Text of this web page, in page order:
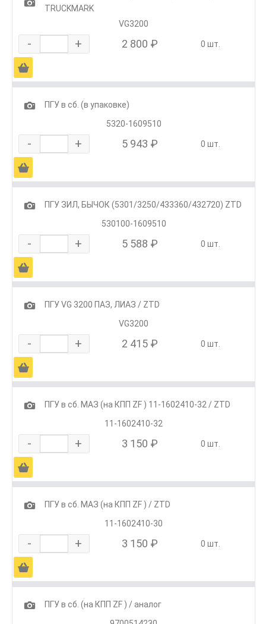
TRUCKMARK
VG3200
- + 2 800 ₽ 0 шт.
Ä
1
ПГУ в сб. (в упаковке)
5320-1609510
- + 5 943 ₽ 0 шт.
Ä
1
ПГУ ЗИЛ, БЫЧОК (5301/3250/433360/432720) ZTD
530100-1609510
- + 5 588 ₽ 0 шт.
Ä
1
ПГУ VG 3200 ПАЗ, ЛИАЗ / ZTD
VG3200
- + 2 415 ₽ 0 шт.
Ä
1
ПГУ в сб. МАЗ (на КПП ZF ) 11-1602410-32 / ZTD
11-1602410-32
- + 3 150 ₽ 0 шт.
Ä
1
ПГУ в сб. МАЗ (на КПП ZF ) / ZTD
11-1602410-30
- + 3 150 ₽ 0 шт.
Ä
1
ПГУ в сб. (на КПП ZF ) / аналог